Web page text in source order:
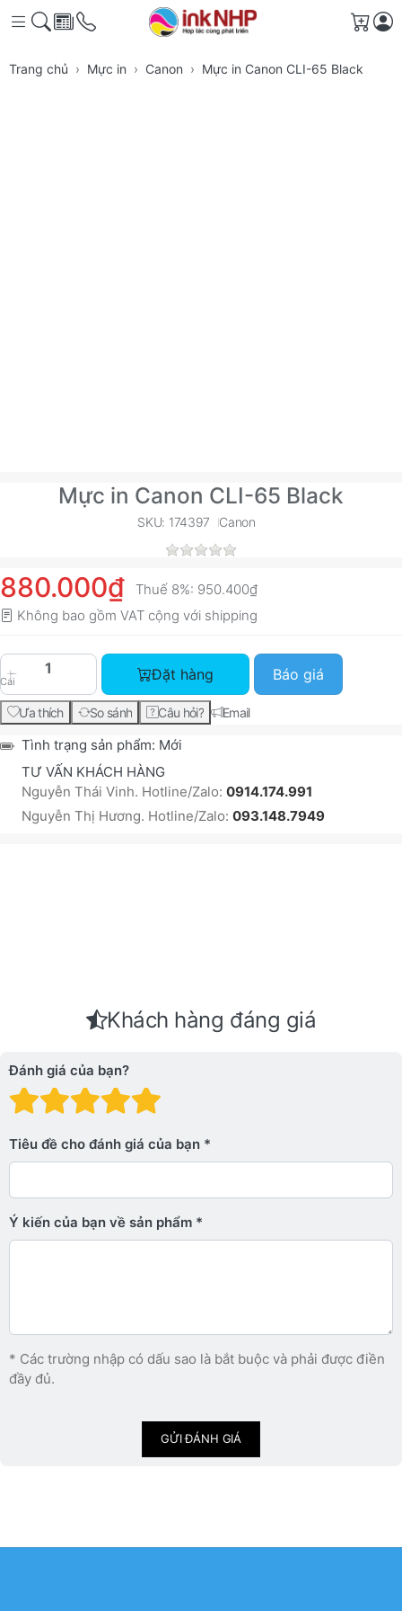
Giỏ
Trang chủ Mực in Canon Mực in Canon CLI-65 Black
Mực in Canon CLI-65 Black
SKU: 174397 Canon
880.000₫ Thuế 8%: 950.400₫
Không bao gồm VAT cộng với shipping
Cái
Mực in Canon CLI-65 Black với giá 880.000₫,
Đặt hàng Báo giá
Ưa thích So sánh Câu hỏi? Email
Tình trạng sản phẩm: Mới
TƯ VẤN KHÁCH HÀNG
Nguyễn Thái Vinh. Hotline/Zalo: 0914.174.991
Nguyễn Thị Hương. Hotline/Zalo: 093.148.7949
Khách hàng đáng giá
Đánh giá của bạn?
Đánh giá: 4 trên 5
Đánh giá: 3 trên 5 sao.
Đánh giá: 2 trên 5 sao.
Đánh giá: 1 trên 5 sao. Xấu
Tiêu đề cho đánh giá của bạn
Ý kiến ​​của bạn về sản phẩm
* Các trường nhập có dấu sao là bắt buộc và phải được điền
đầy đủ.
GỬI ĐÁNH GIÁ